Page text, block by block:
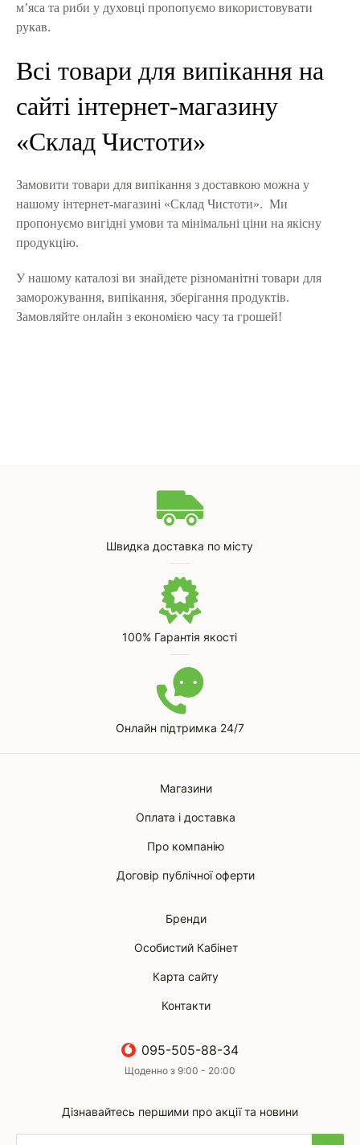
м’яса та риби у духовці пропопуємо використовувати
рукав.
Всі товари для випікання на
сайті інтернет-магазину
«Склад Чистоти»
Замовити товари для випікання з доставкою можна у
нашому інтернет-магазині «Склад Чистоти». Ми
пропонуємо вигідні умови та мінімальні ціни на якісну
продукцію.
У нашому каталозі ви знайдете різноманітні товари для
заморожування, випікання, зберігання продуктів.
Замовляйте онлайн з економією часу та грошей!
Швидка доставка по місту
100% Гарантія якості
Онлайн підтримка 24/7
Магазини
Оплата і доставка
Про компанію
Договір публічної оферти
Бренди
Особистий Кабінет
Карта сайту
Контакти
095-505-88-34
Щоденно з 9:00 - 20:00
Дізнавайтесь першими про акції та новини